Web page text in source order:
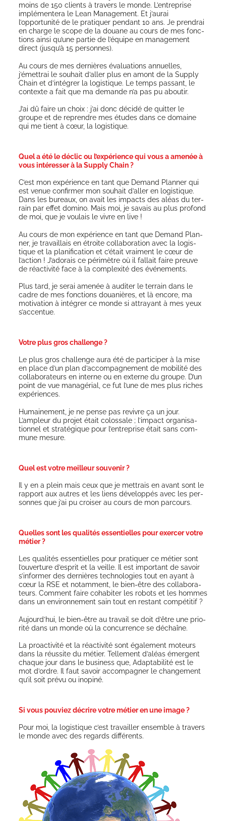
moins de 150 clients à tra­vers le monde. L’entreprise
implé­men­te­ra le Lean Mana­ge­ment. Et j’aurai
l’opportunité de le pra­ti­quer pen­dant 10 ans. Je pren­drai
en charge le scope de la douane au cours de mes fonc­
tions ain­si qu’une par­tie de l’équipe en mana­ge­ment
direct (jusqu’à 15 personnes).
Au cours de mes der­nières éva­lua­tions annuelles,
j’émettrai le sou­hait d’aller plus en amont de la Sup­ply
Chain et d’intégrer la logis­tique. Le temps pas­sant, le
contexte a fait que ma demande n’a pas pu aboutir.
J’ai dû faire un choix : j’ai donc déci­dé de quit­ter le
groupe et de reprendre mes études dans ce domaine
qui me tient à cœur, la logistique.
Quel a été le déclic ou l’expérience qui vous a amenée à
vous intéresser à la Supply Chain ?
C’est mon expé­rience en tant que Demand Plan­ner qui
est venue confir­mer mon sou­hait d’aller en logis­tique.
Dans les bureaux, on avait les impacts des aléas du ter­
rain par effet domi­no. Mais moi, je savais au plus pro­fond
de moi, que je vou­lais le vivre en live !
Au cours de mon expé­rience en tant que Demand Plan­
ner, je tra­vaillais en étroite col­la­bo­ra­tion avec la logis­
tique et la pla­ni­fi­ca­tion et c’était vrai­ment le cœur de
l’action ! J’adorais ce péri­mètre où il fal­lait faire preuve
de réac­ti­vi­té face à la com­plexi­té des événements.
Plus tard, je serai ame­née à audi­ter le ter­rain dans le
cadre de mes fonc­tions doua­nières, et là encore, ma
moti­va­tion à inté­grer ce monde si attrayant à mes yeux
s’accentue.
Votre plus gros challenge ?
Le plus gros chal­lenge aura été de par­ti­ci­per à la mise
en place d’un plan d’accompagnement de mobi­li­té des
col­la­bo­ra­teurs en interne ou en externe du groupe. D’un
point de vue mana­gé­rial, ce fut l’une de mes plus riches
expériences.
Humai­ne­ment, je ne pense pas revivre ça un jour.
L’ampleur du pro­jet était colos­sale ; l’impact orga­ni­sa­
tion­nel et stra­té­gique pour l’entreprise était sans com­
mune mesure.
Quel est votre meilleur souvenir ?
Il y en a plein mais ceux que je met­trais en avant sont le
rap­port aux autres et les liens déve­lop­pés avec les per­
sonnes que j’ai pu croi­ser au cours de mon parcours.
Quelles sont les qualités essentielles pour exercer votre
métier ?
Les qua­li­tés essen­tielles pour pra­ti­quer ce métier sont
l’ouverture d’esprit et la veille. Il est impor­tant de savoir
s’informer des der­nières tech­no­lo­gies tout en ayant à
cœur la RSE et notam­ment, le bien-être des col­la­bo­ra­
teurs. Com­ment faire coha­bi­ter les robots et les hommes
dans un envi­ron­ne­ment sain tout en res­tant compétitif ?
Aujourd’hui, le bien-être au tra­vail se doit d’être une prio­
ri­té dans un monde où la concur­rence se déchaîne.
La proac­ti­vi­té et la réac­ti­vi­té sont éga­le­ment moteurs
dans la réus­site du métier. Tel­le­ment d’aléas émergent
chaque jour dans le busi­ness que, Adap­ta­bi­li­té est le
mot d’ordre. Il faut savoir accom­pa­gner le chan­ge­ment
qu’il soit pré­vu ou inopiné.
Si vous pouviez décrire votre métier en une image ?
Pour moi, la logis­tique c’est tra­vailler ensemble à tra­vers
le monde avec des regards différents.